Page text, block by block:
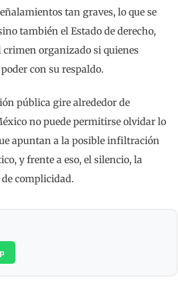
tan graves, lo que se
también el Estado de derecho,
organizado si quienes
con su respaldo.
pública gire alrededor de
no puede permitirse olvidar lo
apuntan a la posible infiltración
y frente a eso, el silencio, la
complicidad.